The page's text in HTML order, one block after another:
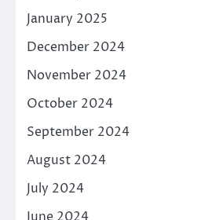
January 2025
December 2024
November 2024
October 2024
September 2024
August 2024
July 2024